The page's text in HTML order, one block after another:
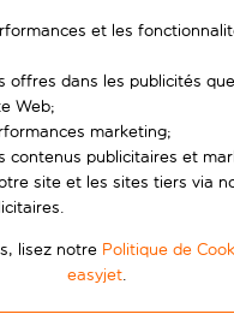
Rechercher
et les
offres dans les publicités
Web;
marketing;
contenus publicitaires et
site et les sites tiers via
lisez notre Politique de
easyjet.